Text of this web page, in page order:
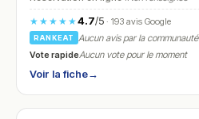
★★★★★4.7/5· 193 avis Google
RANKEAT
Aucun avis par la communauté
Vote rapideAucun vote pour le moment
Voir la fiche→